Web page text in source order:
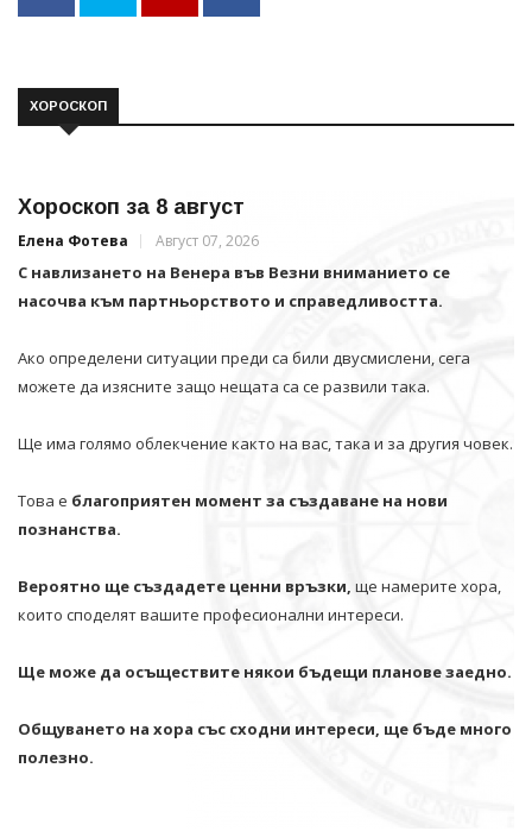
ХОРОСКОП
Хороскоп за 8 август
Елена Фотева Август 07, 2026
С навлизането на Венера във Везни вниманието се
насочва към партньорството и справедливостта.
Ако определени ситуации преди са били двусмислени, сега
можете да изясните защо нещата са се развили така.
Ще има голямо облекчение както на вас, така и за другия човек.
Това е благоприятен момент за създаване на нови
познанства.
Вероятно ще създадете ценни връзки, ще намерите хора,
които споделят вашите професионални интереси.
Ще може да осъществите някои бъдещи планове заедно.
Общуването на хора със сходни интереси, ще бъде много
полезно.